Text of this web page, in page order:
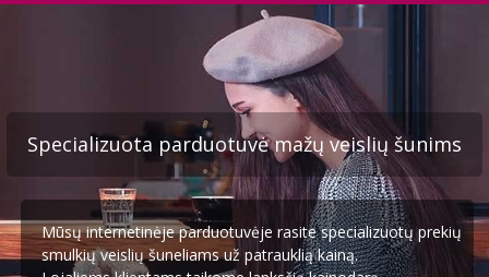
Specializuota parduotuvė mažų veislių šunims
Mūsų internetinėje parduotuvėje rasite specializuotų prekių
smulkių veislių šuneliams už patrauklią kainą.